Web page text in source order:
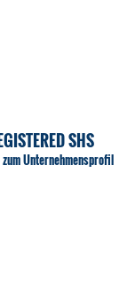
SHS
zum Unternehmensprofil